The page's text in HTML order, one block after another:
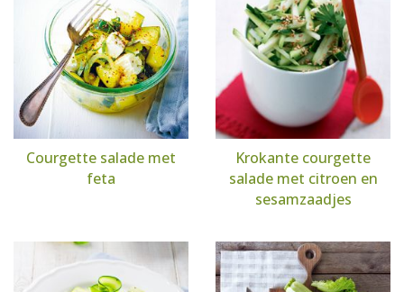
Courgette salade met
feta
Krokante courgette
salade met citroen en
sesamzaadjes